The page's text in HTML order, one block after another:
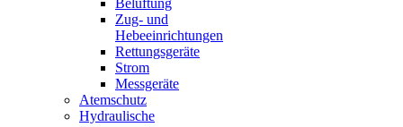
Belüftung
Zug- und
Hebeeinrichtungen
Rettungsgeräte
Strom
Messgeräte
Atemschutz
Hydraulische